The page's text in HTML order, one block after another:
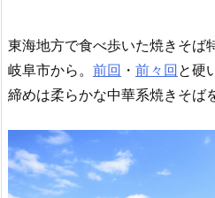
東海地方で食べ歩いた焼きそば
岐阜市から。 前回 ・ 前々回 と硬
締めは柔らかな中華系焼きそば